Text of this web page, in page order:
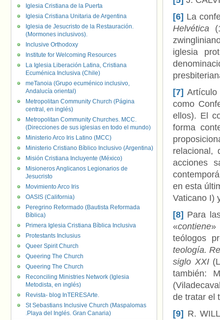
[6] La
Helvética
iglesia
[7]
como
ellos). El
forma
relacional,
acciones
en esta
Vaticano I)
[8] Para
«contiene»
teólogos
teología.
siglo XXI
también:
de tratar el
[9] R.
Iglesia Cristiana de la Puerta
Iglesia Cristiana Unitaria de Argentina
Iglesia de Jesucristo de la Restauración.
(Mormones inclusivos).
Inclusive Orthodoxy
Institute for Welcoming Resources
La Iglesia Liberación Latina, Cristiana
Ecuménica Inclusiva (Chile)
meTanoia (Grupo ecuménico inclusivo,
Andalucía oriental)
Metropolitan Community Church (Página
central, en inglés)
Metropolitan Community Churches. MCC.
(Direcciones de sus iglesias en todo el mundo)
Ministerio Arco Iris Latino (MCC)
Ministerio Cristiano Bíblico Inclusivo (Argentina)
Misión Cristiana Incluyente (México)
Misioneros Anglicanos Legionarios de
Jesucristo
Movimiento Arco Iris
OASIS (California)
Peregrino Reformado (Bautista Reformada
Bíblica)
Primera Iglesia Cristiana Bíblica Inclusiva
Protestants Inclusius
Queer Spirit Church
Queering The Church
Queering The Church
Reconciling Ministries Network (Iglesia
Metodista, en inglés)
Revista- blog InTERESArte.
St Sebastians Inclusive Church (Maspalomas
.Playa del Inglés. Gran Canaria)